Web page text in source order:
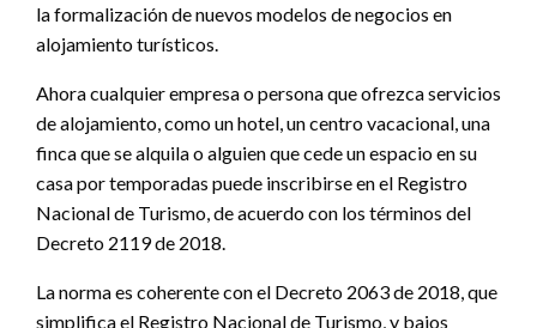
la formalización de nuevos modelos de negocios en
alojamiento turísticos.
Ahora cualquier empresa o persona que ofrezca servicios
de alojamiento, como un hotel, un centro vacacional, una
finca que se alquila o alguien que cede un espacio en su
casa por temporadas puede inscribirse en el Registro
Nacional de Turismo, de acuerdo con los términos del
Decreto 2119 de 2018.
La norma es coherente con el Decreto 2063 de 2018, que
simplifica el Registro Nacional de Turismo, y bajos